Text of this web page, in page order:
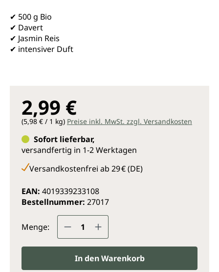
✔ 500 g Bio
✔ Davert
✔ Jasmin Reis
✔ intensiver Duft
2,99 €
(5,98 € / 1 kg) Preise inkl. MwSt. zzgl. Versandkosten
Sofort lieferbar,
versandfertig in 1-2 Werktagen
Versandkostenfrei ab 29 € (DE)
EAN: 4019339233108
Bestellnummer: 27017
Menge: Produkt Anzahl: Gib den
In den Warenkorb